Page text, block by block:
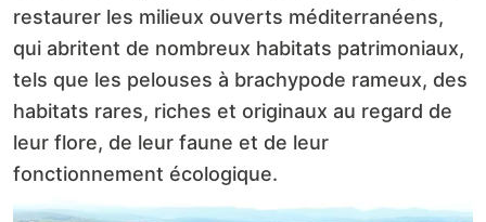
restaurer les milieux ouverts méditerranéens,
qui abritent de nombreux habitats patrimoniaux,
tels que les pelouses à brachypode rameux, des
habitats rares, riches et originaux au regard de
leur flore, de leur faune et de leur
fonctionnement écologique.